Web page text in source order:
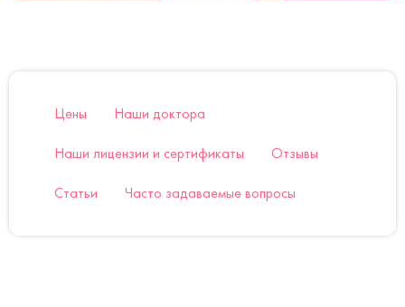
Цены Наши доктора
Наши лицензии и сертификаты Отзывы
Статьи Часто задаваемые вопросы